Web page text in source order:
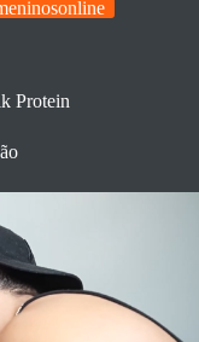
Protein